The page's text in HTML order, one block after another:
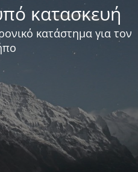
κατασκευή
κατάστημα για τον